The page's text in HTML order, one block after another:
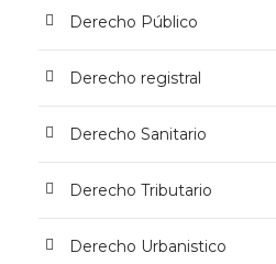
Derecho Público
Derecho registral
Derecho Sanitario
Derecho Tributario
Derecho Urbanistico